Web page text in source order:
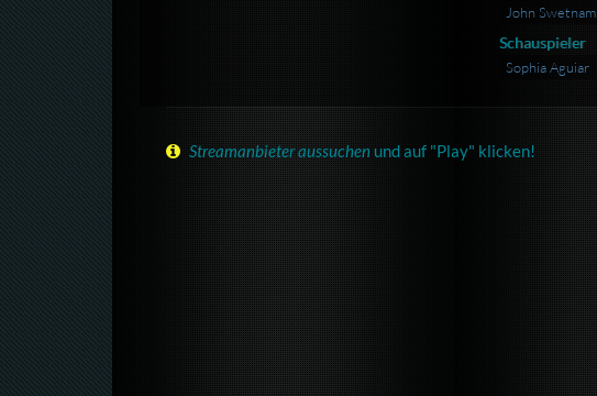
John Swetnam
Schauspieler
Sophia Aguiar
Streamanbieter aussuchen und auf "Play" klicken!